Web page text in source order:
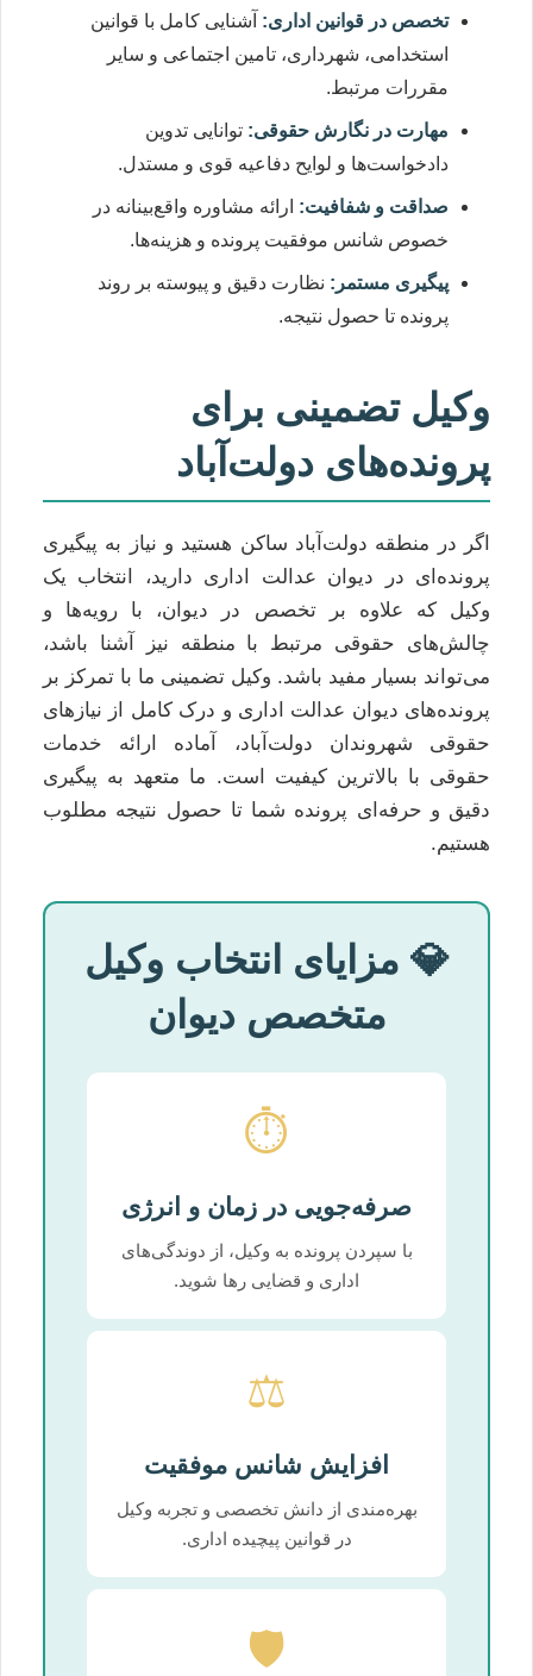
تخصص در قوانین اداری: آشنایی کامل با قوانین
استخدامی، شهرداری، تامین اجتماعی و سایر
مقررات مرتبط.
مهارت در نگارش حقوقی: توانایی تدوین
دادخواست‌ها و لوایح دفاعیه قوی و مستدل.
صداقت و شفافیت: ارائه مشاوره واقع‌بینانه در
خصوص شانس موفقیت پرونده و هزینه‌ها.
پیگیری مستمر: نظارت دقیق و پیوسته بر روند
پرونده تا حصول نتیجه.
وکیل تضمینی برای
پرونده‌های دولت‌آباد
اگر در منطقه دولت‌آباد ساکن هستید و نیاز به پیگیری
پرونده‌ای در دیوان عدالت اداری دارید، انتخاب یک
وکیل که علاوه بر تخصص در دیوان، با رویه‌ها و
چالش‌های حقوقی مرتبط با منطقه نیز آشنا باشد،
می‌تواند بسیار مفید باشد. وکیل تضمینی ما با تمرکز بر
پرونده‌های دیوان عدالت اداری و درک کامل از نیازهای
حقوقی شهروندان دولت‌آباد، آماده ارائه خدمات
حقوقی با بالاترین کیفیت است. ما متعهد به پیگیری
دقیق و حرفه‌ای پرونده شما تا حصول نتیجه مطلوب
هستیم.
💎 مزایای انتخاب وکیل
متخصص دیوان
⏱️
صرفه‌جویی در زمان و انرژی
با سپردن پرونده به وکیل، از دوندگی‌های
اداری و قضایی رها شوید.
⚖️
افزایش شانس موفقیت
بهره‌مندی از دانش تخصصی و تجربه وکیل
در قوانین پیچیده اداری.
🛡️